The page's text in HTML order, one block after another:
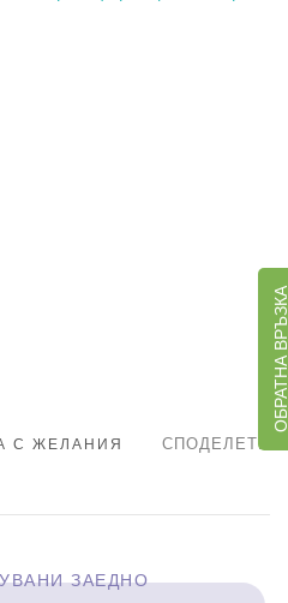
С ЖЕЛАНИЯ СПОДЕЛЕТЕ
ЗАЕДНО